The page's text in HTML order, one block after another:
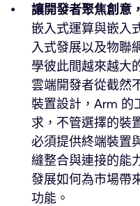
讓開發者聚焦創意
嵌入式運算與嵌入
入式發展以及物聯
學彼此間越來越大
雲端開發者從截然
裝置設計，Arm 的
求，不管選擇的裝
必須提供終端裝置
縫整合與連接的能
發展如何為市場帶
功能。